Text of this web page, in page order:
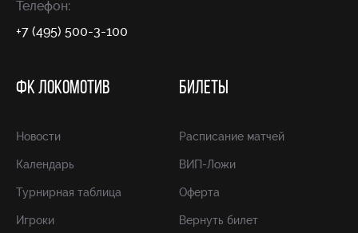
Телефон:
+7 (495) 500-3-100
ФК ЛОКОМОТИВ
Новости
Календарь
Турнирная таблица
Игроки
БИЛЕТЫ
Расписание матчей
ВИП-Ложи
Оферта
Вернуть билет